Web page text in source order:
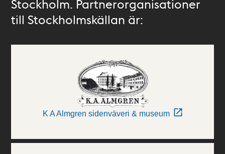
Stockholm. Partnerorganisationer
till Stockholmskällan är:
K A Almgren sidenväveri & museum